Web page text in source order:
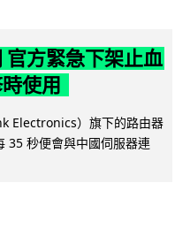
方緊急下架止血
使用
Electronics）旗下的路由器
35 秒便會與中國伺服器連